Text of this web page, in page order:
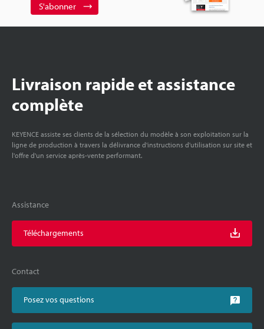
S'abonner
Livraison rapide et assistance
complète
KEYENCE assiste ses clients de la sélection du modèle à son exploitation sur la
ligne de production à travers la délivrance d'instructions d'utilisation sur site et
l'offre d'un service après-vente performant.
Assistance
Téléchargements
Contact
Posez vos questions